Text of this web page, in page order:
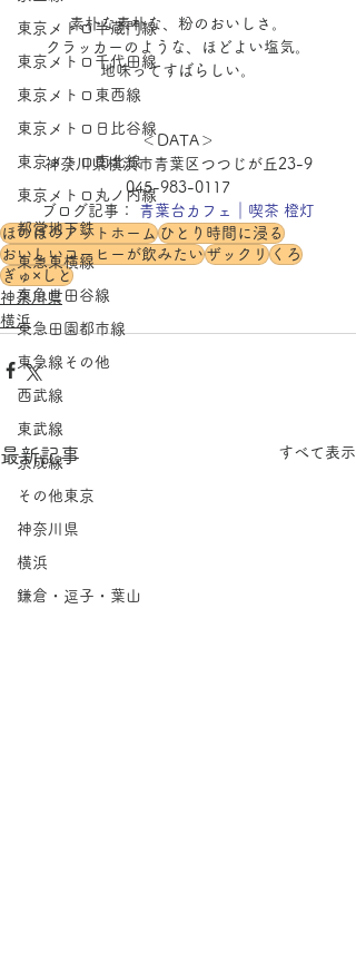
東京メトロ半蔵門線
東京メトロ千代田線
東京メトロ東西線
東京メトロ日比谷線
東京メトロ南北線
東京メトロ丸ノ内線
都営地下鉄
東急東横線
東急世田谷線
東急田園都市線
東急線その他
西武線
東武線
京成線
その他東京
神奈川県
横浜
鎌倉・逗子・葉山
素朴な素朴な、粉のおいしさ。
クラッカーのような、ほどよい塩気。
地味ってすばらしい。
＜DATA＞
神奈川県横浜市青葉区つつじが丘23-9
045-983-0117
ブログ記事：
青葉台カフェ｜喫茶 橙灯
ほのぼのアットホームひとり時間に浸る
おいしいコーヒーが飲みたいザックリくろ
ぎゅ×しと
神奈川県
横浜
最新記事 すべて表示